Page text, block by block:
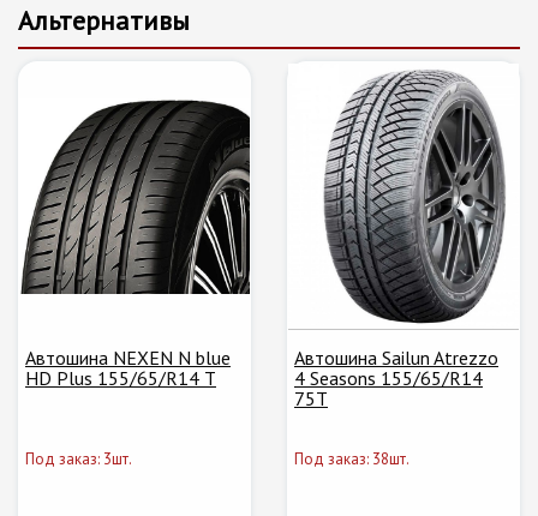
Альтернативы
Автошина NEXEN N blue
HD Plus 155/65/R14 T
Под заказ: 3шт.
Автошина Sailun Atrezzo
4 Seasons 155/65/R14
75T
Под заказ: 38шт.